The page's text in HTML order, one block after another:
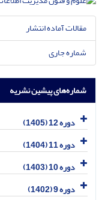
مقالات آماده انتشار
شماره جاری
شماره‌های پیشین نشریه
دوره 12 (1405)
دوره 11 (1404)
دوره 10 (1403)
دوره 9 (1402)